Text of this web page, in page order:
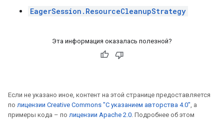
EagerSession.ResourceCleanupStrategy
Эта информация оказалась полезной?
Если не указано иное, контент на этой странице предоставляется
по лицензии Creative Commons "С указанием авторства 4.0", а
примеры кода – по лицензии Apache 2.0. Подробнее об этом